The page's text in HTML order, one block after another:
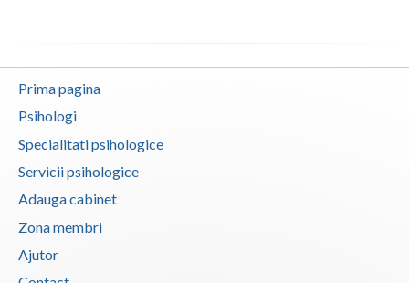
Examinari psihologice in vederea evaluarii depr... (1)
Examinari psihologice in vederea evaluarii star... (1)
Examinari psihologice in vederea obtinerii cert... (1)
Prima pagina
Psihologi
Specialitati psihologice
Servicii psihologice
Adauga cabinet
Zona membri
Ajutor